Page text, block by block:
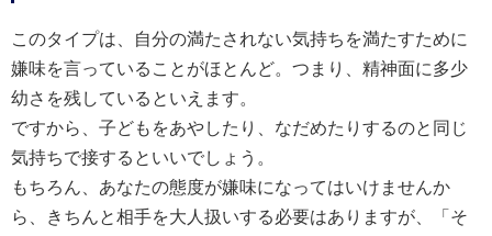
このタイプは、自分の満たされない気持ちを満たすために
嫌味を言っていることがほとんど。つまり、精神面に多少
幼さを残しているといえます。
ですから、子どもをあやしたり、なだめたりするのと同じ
気持ちで接するといいでしょう。
もちろん、あなたの態度が嫌味になってはいけませんか
ら、きちんと相手を大人扱いする必要はありますが、「そ